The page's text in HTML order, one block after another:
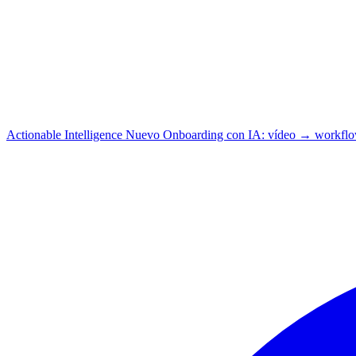
Actionable Intelligence Nuevo Onboarding con IA: vídeo →